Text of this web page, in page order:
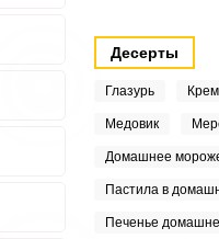
Десерты
Глазурь
Медовик
Домашнее
Пастила в
Печенье